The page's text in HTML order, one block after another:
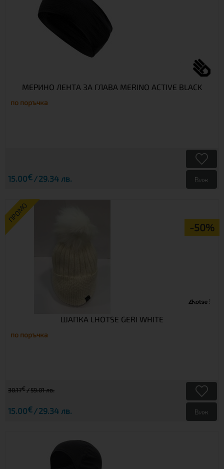
МЕРИНО ЛЕНТА ЗА ГЛАВА MERINO ACTIVE BLACK
по поръчка
15.00€ 29.34 лв. Виж
ПРОМО
-50%
ШАПКА LHOTSE GERI WHITE
по поръчка
30.17€ 59.01 лв.
15.00€ 29.34 лв. Виж